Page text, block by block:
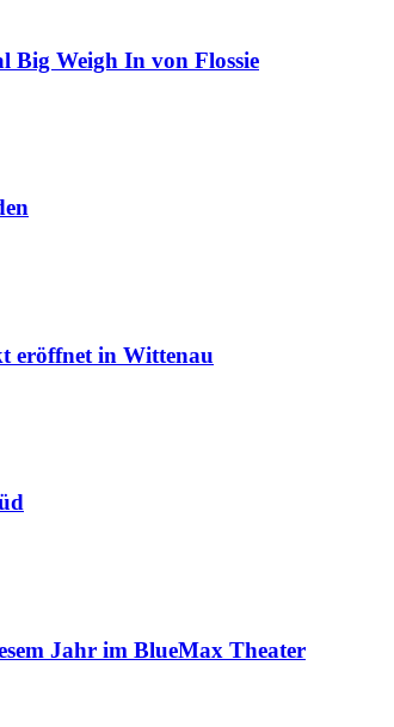
Big Weigh In von Flossie
eröffnet in Wittenau
Jahr im BlueMax Theater